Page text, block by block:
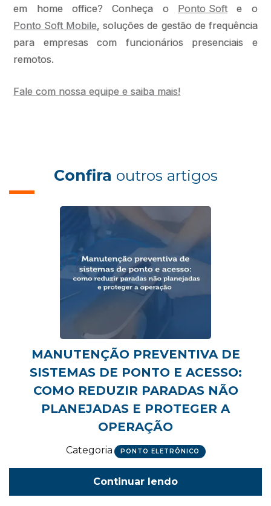
em home office? Conheça o Ponto Softe o
Ponto Soft Mobile, soluções de gestão de frequência
para empresas com funcionários presenciais e
remotos.
Fale com nossa equipe e saiba mais!
Confira outros artigos
MANUTENÇÃO PREVENTIVA DE
SISTEMAS DE PONTO E ACESSO:
COMO REDUZIR PARADAS NÃO
PLANEJADAS E PROTEGER A
OPERAÇÃO
Categoria PONTO ELETRÔNICO
Continuar lendo